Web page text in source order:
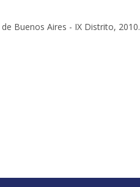
Buenos Aires - IX Distrito, 2010.